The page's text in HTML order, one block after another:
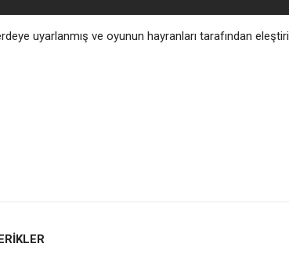
uyarlanmış ve oyunun hayranları tarafından eleştiri